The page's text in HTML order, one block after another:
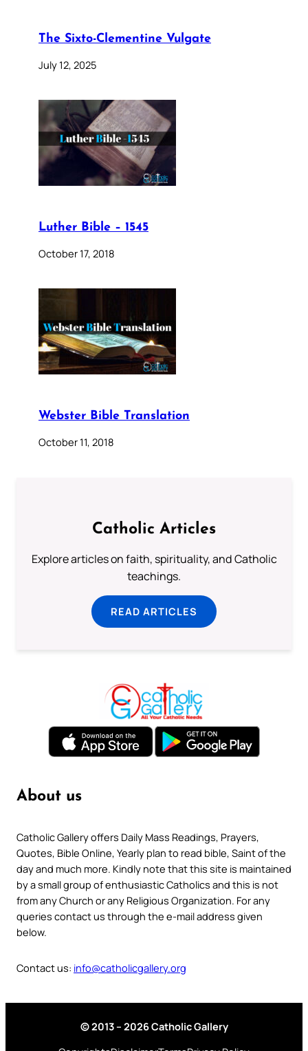
The Sixto-Clementine Vulgate
July 12, 2025
Luther Bible – 1545
October 17, 2018
Webster Bible Translation
October 11, 2018
Catholic Articles
Explore articles on faith, spirituality, and Catholic
teachings.
READ ARTICLES
About us
Catholic Gallery offers Daily Mass Readings, Prayers,
Quotes, Bible Online, Yearly plan to read bible, Saint of the
day and much more. Kindly note that this site is maintained
by a small group of enthusiastic Catholics and this is not
from any Church or any Religious Organization. For any
queries contact us through the e-mail address given
below.
Contact us: info@catholicgallery.org
© 2013 – 2026 Catholic Gallery